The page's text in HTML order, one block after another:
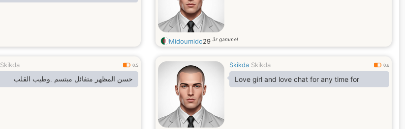
Midoumido29 år gammel
Skikda 0.5
حسن المظهر متفائل مبتسم .وطيب القلب
Skikda Skikda 0.6
Love girl and love chat for any time for